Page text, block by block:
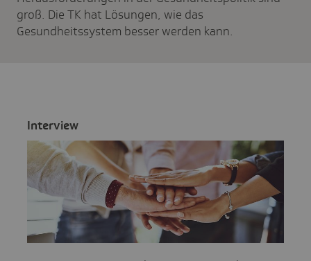
groß. Die TK hat Lösungen, wie das
Gesundheitssystem besser werden kann.
Inter­view